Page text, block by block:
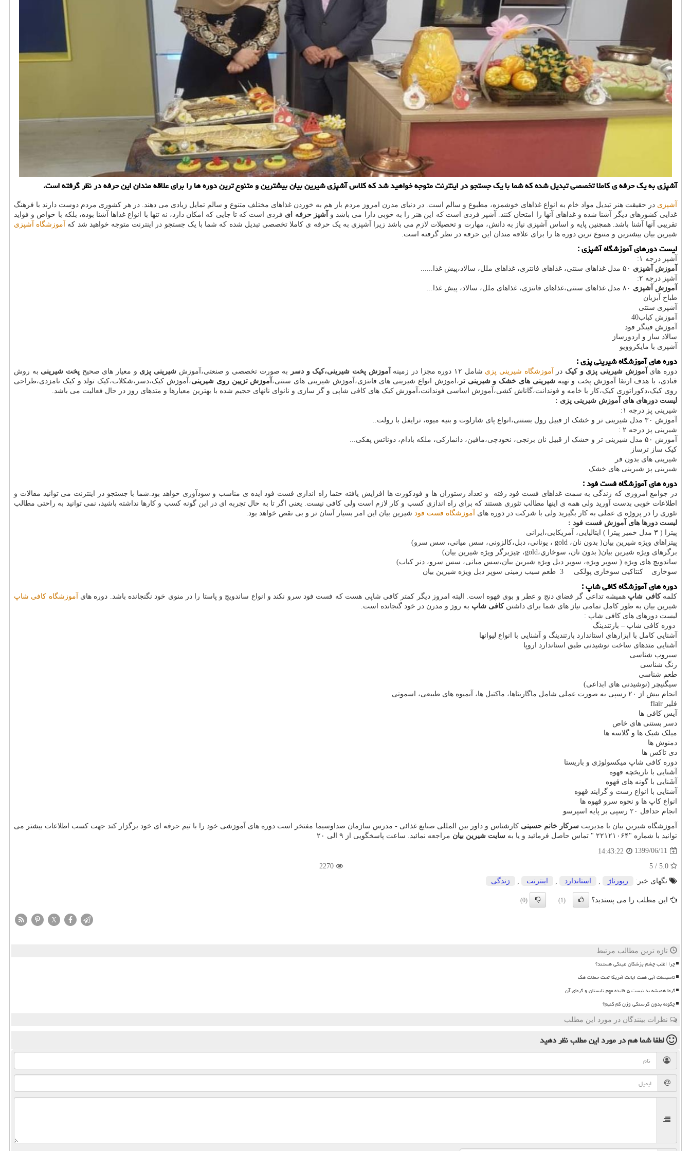
آشپزی به یك حرفه ی كاملا تخصصی تبدیل شده كه شما با یك جستجو در اینترنت متوجه خواهید شد كه كلاس آشپزی شیرین بیان بیشترین و متنوع ترین دوره ها را برای علاقه مندان این حرفه در نظر گرفته است.
آشپزی در حقیقت هنر تبدیل مواد خام به انواع غذاهای خوشمزه، مطبوع و سالم است. در دنیای مدرن امروز مردم باز هم به خوردن غذاهای مختلف متنوع و سالم تمایل زیادی می دهند. در هر کشوری مردم دوست دارند با فرهنگ
غذایی کشورهای دیگر آشنا شده و غذاهای آنها را امتحان کنند. آشپز فردی است که این هنر را به خوبی دارا می باشد و آشپز حرفه ای فردی است که تا جایی که امکان دارد، نه تنها با انواع غذاها آشنا بوده، بلکه با خواص و فواید
تقریبی آنها آشنا باشد. همچنین پایه و اساس آشپزی نیاز به دانش، مهارت و تحصیلات لازم می باشد زیرا آشپزی به یک حرفه ی کاملا تخصصی تبدیل شده که شما با یک جستجو در اینترنت متوجه خواهید شد که
آموزشگاه آشپزی
شیرین بیان بیشترین و متنوع ترین دوره ها را برای علاقه مندان این حرفه در نظر گرفته است.
لیست دورهای آموزشگاه آشپزی :
آشپز درجه ١:
آموزش آشپزی
آشپز درجه ٢:
آموزش آشپزی
طباخ آبزیان
آشپزی سنتی
آموزش کباب40
آموزش فینگر فود
سالاد ساز و اردورساز
آشپزی با مایکروویو
دوره های آموزشگاه شیرینی پزی :
دوره های آموزش شیرینی پزی و کیک در آموزشگاه شیرینی پزی شامل ١٢ دوره مجزا در زمینه آموزش پخت شیرینی،کیک و دسر به صورت تخصصی و صنعتی،آموزش شیرینی پزی و معیار های صحیح پخت شیرینی به روش
قنادی، با هدف ارتقا آموزش پخت و تهیهشیرینی های خشک و شیرینی تر ،اموزش انواع شیرینی های فانتزی،آموزش شیرینی های سنتی، آموزش تزیین روی شیرینی،آموزش کیک،دسر،شکلات،کیک تولد و کیک نامزدی،طراحی
روی کیک،دکوراتوری کیک،کار با خامه و فوندانت،گاناش کشی،آموزش اساسی فوندانت،آموزش کیک های کافی شاپی و گز سازی و نانوای نانهای حجیم شده با بهترین معیارها و متدهای روز در حال فعالیت می باشد.
لیست دورهای های آموزش شیرینی پزی :
شیرینی پز درجه ١:
آموزش ٣۰ مدل شیرینی تر و خشک از قبیل رول بستنی،انواع پای شارلوت و بنیه میوه، ترایفل با رولت..
شیرینی پز درجه ٢ :
آموزش ۵۰ مدل شیرینی تر و خشک از قبیل نان برنجی، نخودچی،مافین، دانمارکی، ملکه بادام، دوناتس پفکی...
کیک ساز ترساز
شیرینی های بدون فر
شیرینی پز شیرینی های خشک
دوره های آموزشگاه فست فود :
در جوامع امروزی که زندگی به سمت غذاهای فست فود رفته و تعداد رستوران ها و فودکورت ها افزایش یافته حتما راه اندازی فست فود ایده ی مناسب و سودآوری خواهد بود.شما با جستجو در اینترنت می توانید مقالات و
اطلاعات خوبی بدست آورید ولی همه ی اینها مطالب تئوری هستند که برای راه اندازی کسب و کار لازم است ولی کافی نیست. یعنی اگر تا به حال تجربه ای در این گونه کسب و کارها نداشته باشید، نمی توانید به راحتی مطالب
تئوری را در پروژه ی عملی به کار بگیرید ولی با شرکت در دوره های
آموزشگاه فست فود شیرین بیان این امر بسیار آسان تر و بی نقص خواهد بود.
لیست دورها های آموزش فست فود :
پيتزا ( ٣ مدل خمير پيتزا ) ايتاليايی، آمريكايی،ايرانی
پيتزاهای ويژه شيرين بيان( بدون نان، gold ، يونانی، دبل،كالزونی، سس ميانی، سس سرو)
برگرهای ويژه شيرين بيان( بدون نان، سوخاري،gold، چيزبرگر ويژه شيرين بيان)
ساندويچ های ويژه ( سوپر ويژه، سوپر دبل ويژه شيرين بيان،سس ميانی، سس سرو، دنر كباب)
سوخاری كنتاكيی سوخاری پولكی 3 طعم سيب زمينی سوپر دبل ويژه شيرين بيان
دوره های آموزشگاه کافی شاپ :
کلمهکافی شاپهمیشه تداعی گر فضای دنج و عطر و بوی قهوه است. البته امروز دیگر کمتر کافی شاپی هست که فست فود سرو نکند و انواع ساندویچ و پاستا را در منوی خود نگنجانده باشد. دوره های
آموزشگاه کافی شاپ
شیرین بیان به طور کامل تمامی نیاز های شما برای داشتنکافی شاپ به روز و مدرن در خود گنجانده است.
لیست دورهای های کافی شاپ :
دوره کافی شاپ – بارتندینگ
آشنایی کامل با ابزارهای استاندارد بارتندینگ و آشنایی با انواع لیوانها
آشنایی متدهای ساخت نوشیدنی طبق استاندارد اروپا
سیروپ شناسی
رنگ شناسی
طعم شناسی
سیگنیچر (نوشیدنی های ابداعی)
انجام بیش از ٢۰ رسپی به صورت عملی شامل ماگاریتاها، ماکتیل ها، آبمیوه های طبیعی، اسموتی
فلیر flair
آیس کافی ها
دسر بستنی های خاص
میلک شیک ها و گلاسه ها
دمنوش ها
دی تاکس ها
دوره کافی شاپ میکسولوژی و باریستا
آشنایی با تاریخچه قهوه
آشَنایی با گونه های قهوه
آشنایی با انواع رست و گرایند قهوه
انواع کاپ ها و نحوه سرو قهوه ها
انجام حداقل ٢۰ رسپی بر پایه اسپرسو
آموزشگاه شیرین بیان با مدیریتسرکار خانم حسینی کارشناس و داور بین المللی صنایع غذائی - مدرس سازمان صداوسیما مفتخر است دوره های آموزشی خود را با تیم حرفه ای خود برگزار کند جهت کسب اطلاعات بیشتر می
توانید با شماره "٢٢١٢١۰۶۴ " تماس حاصل فرمائید و یا به
سایت شیرین بیان مراجعه نمائید. ساعت پاسخگویی از ٩ الی ٢۰
1399/06/11
14:43:22
تگهای خبر:
رپورتاژ , استاندارد , اینترنت , زندگی
این مطلب را می پسندید؟ (1)
(0)
X
تازه ترین مطالب مرتبط
چرا اغلب چشم پزشکان عینکی هستند؟
تاسیسات آبی هفت ایالت آمریکا تحت حملات هک
گرما همیشه بد نیست ۵ فایده مهم تابستان و گرمای آن
چگونه بدون گرسنگی وزن کم کنیم؟
نظرات بینندگان در مورد این مطلب
لطفا شما همدر مورد این مطلبنظر دهید